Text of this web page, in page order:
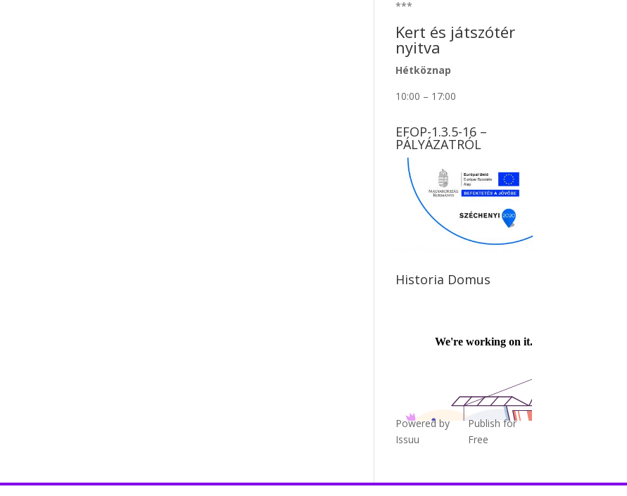
***
Kert és játszótér
nyitva
Hétköznap
10:00 – 17:00
EFOP-1.3.5-16 –
PÁLYÁZATRÓL
Historia Domus
Powered by
Issuu
Publish for
Free